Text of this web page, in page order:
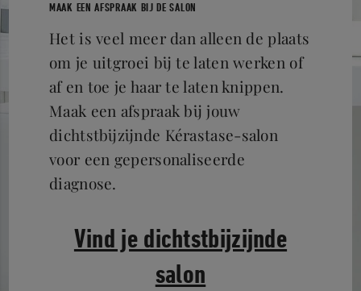
MAAK EEN AFSPRAAK BIJ DE SALON
Het is veel meer dan alleen de plaats
om je uitgroei bij te laten werken of
af en toe je haar te laten knippen.
Maak een afspraak bij jouw
dichtstbijzijnde Kérastase-salon
voor een gepersonaliseerde
diagnose.
Vind je dichtstbijzijnde
salon